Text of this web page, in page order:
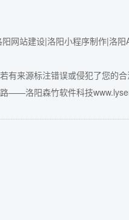
网站建设|洛阳小程序制作|洛
有来源标注错误或侵犯了您的
路——洛阳森竹软件科技